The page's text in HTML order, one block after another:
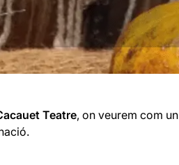
Teatre, on veurem com un